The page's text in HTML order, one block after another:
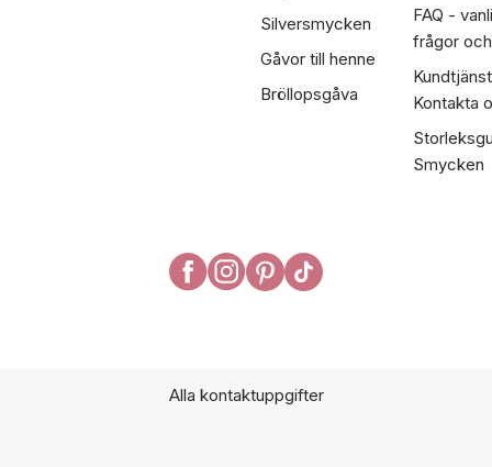
Silversmycken
Gåvor till henne
Bröllopsgåva
FAQ -
frågor
Kontakta
Smycken
Alla kontaktuppgifter